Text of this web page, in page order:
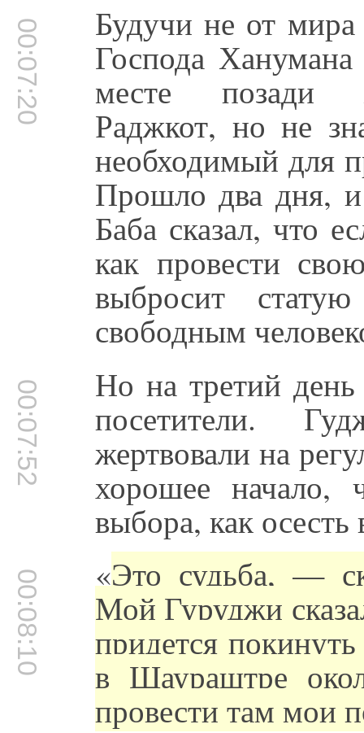
00:07:20 Будучи не от
Господа
месте позади
Раджкот, но не
необходимый для
Прошло два дня,
Баба сказал, что
как провести
выбросит
свободным
00:07:52 Но на третий день
посетители.
жертвовали на
хорошее
выбора, как осесть
00:08:10 «Это судьба, —
Мой Гуруджи
придется
в Шаураштре
провести там мои